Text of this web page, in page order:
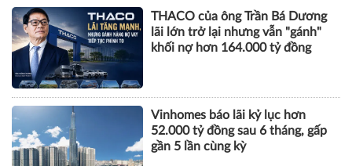
THACO của ông Trần Bá Dương
lãi lớn trở lại nhưng vẫn "gánh"
khối nợ hơn 164.000 tỷ đồng
Vinhomes báo lãi kỷ lục hơn
52.000 tỷ đồng sau 6 tháng, gấp
gần 5 lần cùng kỳ